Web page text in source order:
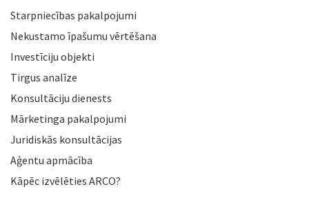
Starpniecības pakalpojumi
Nekustamo īpašumu vērtēšana
Investīciju objekti
Tirgus analīze
Konsultāciju dienests
Mārketinga pakalpojumi
Juridiskās konsultācijas
Aģentu apmācība
Kāpēc izvēlēties ARCO?